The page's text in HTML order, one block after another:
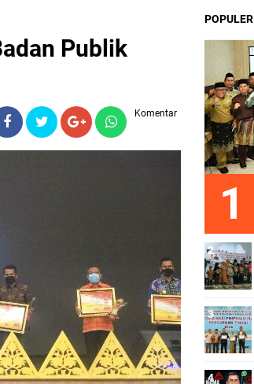
Publik
Komentar
POPULER